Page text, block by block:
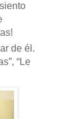
de él.
“Le